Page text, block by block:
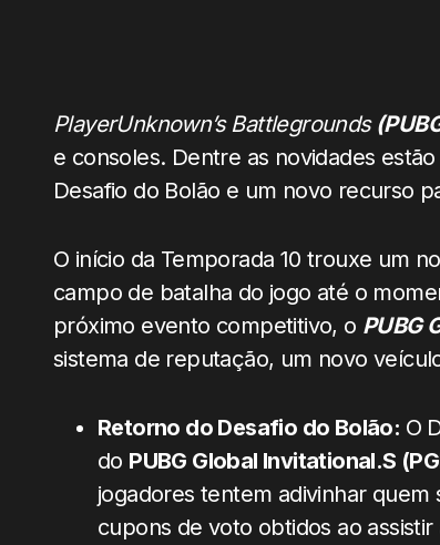
PlayerUnknown’s Battlegrounds
e consoles. Dentre as novidades
Desafio do Bolão e um novo recurso
O início da Temporada 10 trouxe um
campo de batalha do jogo até o
próximo evento competitivo, o PUBG
sistema de reputação, um novo
Retorno do Desafio do Bolão: O
do PUBG Global Invitational.S
jogadores tentem adivinhar
cupons de voto obtidos ao